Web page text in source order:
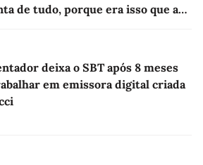
de tudo, porque era isso que a
deixa o SBT após 8 meses
em emissora digital criada